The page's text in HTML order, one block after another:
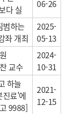
다 실
06-26
범하는
좌 개최
2025-
05-13
교수
2024-
10-31
하늘
료'에
9988]
2021-
12-15